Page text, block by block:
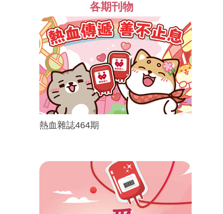
各期刊物
熱血雜誌464期